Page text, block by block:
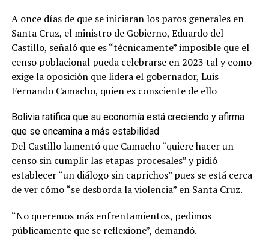
A once días de que se iniciaran los paros generales en
Santa Cruz, el ministro de Gobierno, Eduardo del
Castillo, señaló que es “técnicamente” imposible que el
censo poblacional pueda celebrarse en 2023 tal y como
exige la oposición que lidera el gobernador, Luis
Fernando Camacho, quien es consciente de ello
Bolivia ratifica que su economía está creciendo y afirma
que se encamina a más estabilidad
Del Castillo lamentó que Camacho “quiere hacer un
censo sin cumplir las etapas procesales” y pidió
establecer “un diálogo sin caprichos” pues se está cerca
de ver cómo “se desborda la violencia” en Santa Cruz.
“No queremos más enfrentamientos, pedimos
públicamente que se reflexione”, demandó.